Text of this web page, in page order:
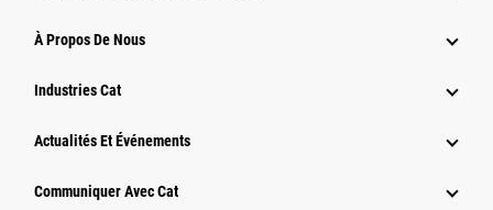
À Propos De Nous
Industries Cat
Actualités Et Événements
Communiquer Avec Cat